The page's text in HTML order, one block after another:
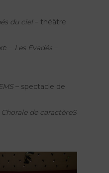
du ciel– théâtre
– Les Evadés–
– spectacle de
Chorale de caractèreS